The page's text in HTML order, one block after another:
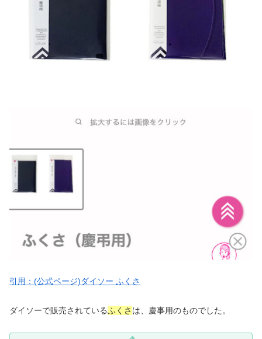
引用：(公式ページ)ダイソー ふくさ
ダイソーで販売されているふくさ は、慶事用のものでした。